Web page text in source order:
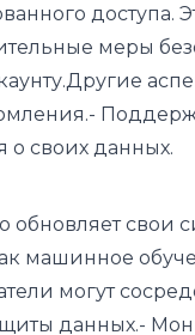
доступа.
меры
о своих данных.
свои
машинное
могут
данных.-